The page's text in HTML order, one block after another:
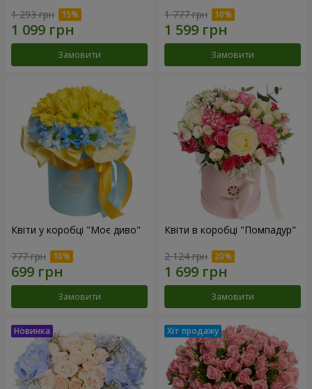
1 293 грн
Замовити
1 777 грн
Замовити
Квіти у коробці "Моє диво"
777 грн
Замовити
Квіти в коробці "Помпадур"
2 124 грн
Замовити